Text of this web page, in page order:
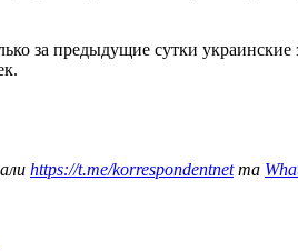
за предыдущие сутки
https://t.me/korrespondentnetта